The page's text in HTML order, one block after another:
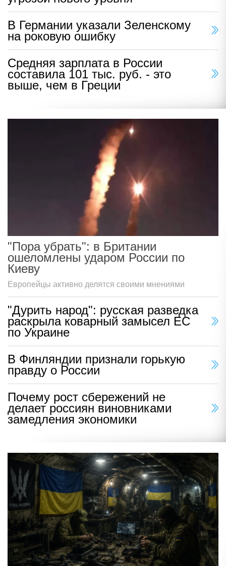
В Германии указали Зеленскому
на роковую ошибку
Средняя зарплата в России
составила 101 тыс. руб. - это
выше, чем в Греции
"Пора убрать": в Британии
ошеломлены ударом России по
Киеву
Европейцы активно делятся своими мнениями
"Дурить народ": русская разведка
раскрыла коварный замысел ЕС
по Украине
В Финляндии признали горькую
правду о России
Почему рост сбережений не
делает россиян виновниками
замедления экономики